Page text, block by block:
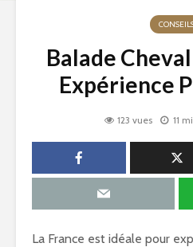
Balade
Expérience
123 vues 11
La France est idéale pour